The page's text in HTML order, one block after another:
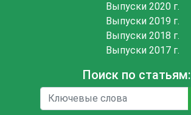
Выпуски 2020 г.
Выпуски 2019 г.
Выпуски 2018 г.
Выпуски 2017 г.
Поиск по статьям: